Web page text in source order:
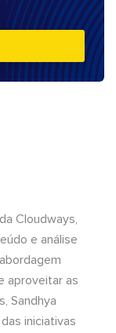
Cloudways,
e análise
aproveitar as
Sandhya
iniciativas